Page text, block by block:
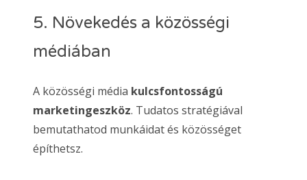
5. Növekedés a közösségi
médiában
A közösségi média kulcsfontosságú
marketingeszköz. Tudatos stratégiával
bemutathatod munkáidat és közösséget
építhetsz.